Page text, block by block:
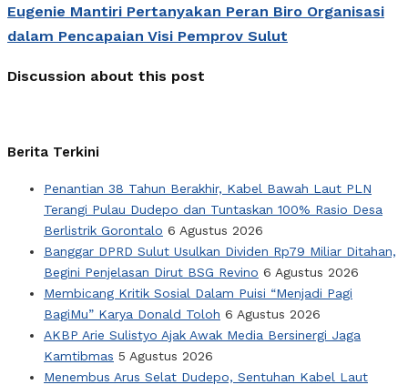
Eugenie Mantiri Pertanyakan Peran Biro Organisasi
dalam Pencapaian Visi Pemprov Sulut
Discussion about this post
Berita Terkini
Penantian 38 Tahun Berakhir, Kabel Bawah Laut PLN
Terangi Pulau Dudepo dan Tuntaskan 100% Rasio Desa
Berlistrik Gorontalo 6 Agustus 2026
Banggar DPRD Sulut Usulkan Dividen Rp79 Miliar Ditahan,
Begini Penjelasan Dirut BSG Revino 6 Agustus 2026
Membicang Kritik Sosial Dalam Puisi “Menjadi Pagi
BagiMu” Karya Donald Toloh 6 Agustus 2026
AKBP Arie Sulistyo Ajak Awak Media Bersinergi Jaga
Kamtibmas 5 Agustus 2026
Menembus Arus Selat Dudepo, Sentuhan Kabel Laut